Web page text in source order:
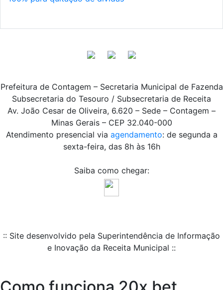
Prefeitura de Contagem – Secretaria Municipal de Fazenda
Subsecretaria do Tesouro / Subsecretaria de Receita
Av. João Cesar de Oliveira, 6.620 – Sede – Contagem –
Minas Gerais – CEP 32.040-000
Atendimento presencial via agendamento: de segunda a
sexta-feira, das 8h às 16h
Saiba como chegar:
:: Site desenvolvido pela Superintendência de Informação
e Inovação da Receita Municipal ::